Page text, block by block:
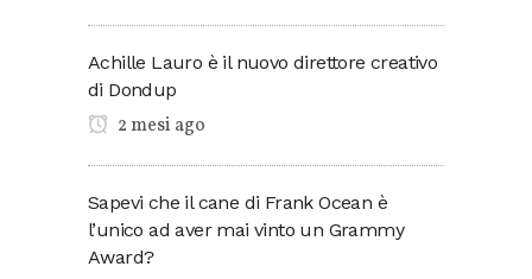
Achille Lauro è il nuovo direttore creativo
di Dondup
2 mesi ago
Sapevi che il cane di Frank Ocean è
l’unico ad aver mai vinto un Grammy
Award?